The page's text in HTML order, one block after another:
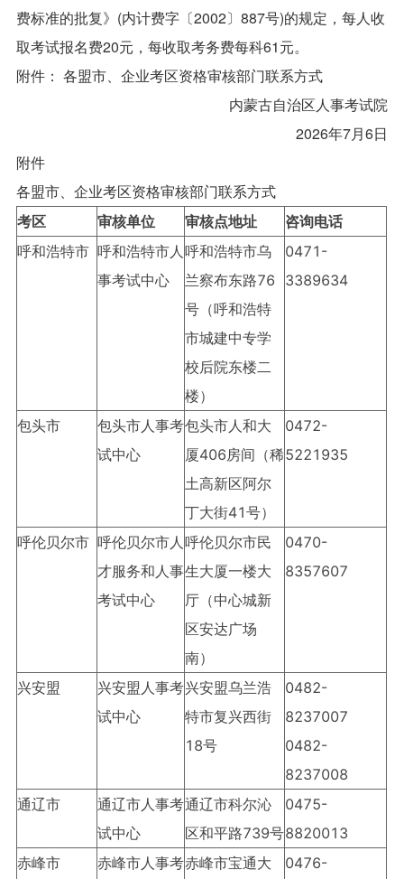
费标准的批复》(内计费字〔2002〕887号)的规定，每人收
取考试报名费20元，每收取考务费每科61元。
附件： 各盟市、企业考区资格审核部门联系方式
内蒙古自治区人事考试院
2026年7月6日
附件
各盟市、企业考区资格审核部门联系方式
考区 审核单位 审核点地址
咨询电话
呼和浩特市 呼和浩特市人
事考试中心
呼和浩特市乌
兰察布东路76
号（呼和浩特
市城建中专学
校后院东楼二
楼）
0471-
3389634
包头市
包头市人事考
试中心
包头市人和大
厦406房间（稀
土高新区阿尔
丁大街41号）
0472-
5221935
呼伦贝尔市 呼伦贝尔市人
才服务和人事
考试中心
呼伦贝尔市民
生大厦一楼大
厅（中心城新
区安达广场
南）
0470-
8357607
兴安盟
兴安盟人事考
试中心
兴安盟乌兰浩
特市复兴西街
18号
0482-
8237007
0482-
8237008
通辽市
通辽市人事考
试中心
通辽市科尔沁
区和平路739号
0475-
8820013
赤峰市
赤峰市人事考赤峰市宝通大
0476-